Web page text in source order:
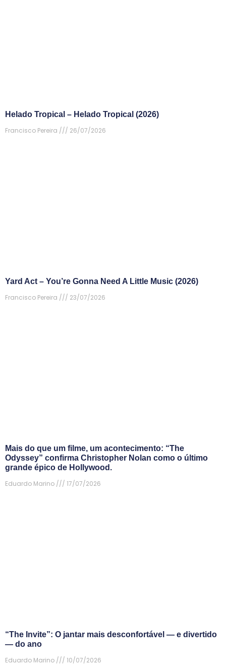
Helado Tropical – Helado Tropical (2026)
Francisco Pereira
26/07/2026
Yard Act – You’re Gonna Need A Little Music (2026)
Francisco Pereira
23/07/2026
Mais do que um filme, um acontecimento: “The
Odyssey” confirma Christopher Nolan como o último
grande épico de Hollywood.
Eduardo Marino
17/07/2026
“The Invite”: O jantar mais desconfortável — e divertido
— do ano
Eduardo Marino
10/07/2026